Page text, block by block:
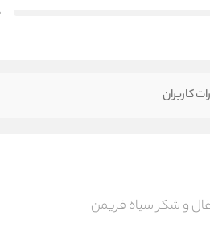
کاربران
و شکر سیاه فریمن